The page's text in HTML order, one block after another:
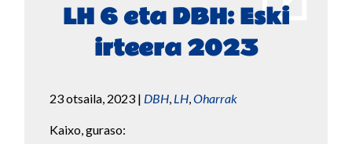
LH 6 eta DBH: Eski
irteera 2023
23 otsaila, 2023 | DBH, LH,Oharrak
Kaixo, guraso: